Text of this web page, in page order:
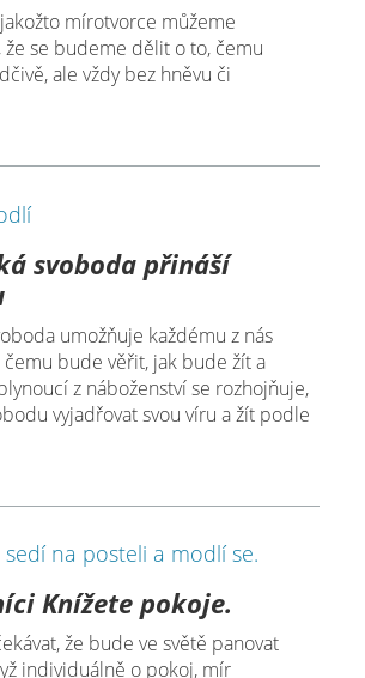
mírotvorce můžeme
že se budeme dělit o to, čemu
ale vždy bez hněvu či
svoboda přináší
umožňuje každému z nás
bude věřit, jak bude žít a
z náboženství se rozhojňuje,
vyjadřovat svou víru a žít podle
Knížete pokoje.
že bude ve světě panovat
individuálně o pokoj, mír